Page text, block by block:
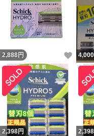
2,888円 いい
4,000
2,398円 2,398